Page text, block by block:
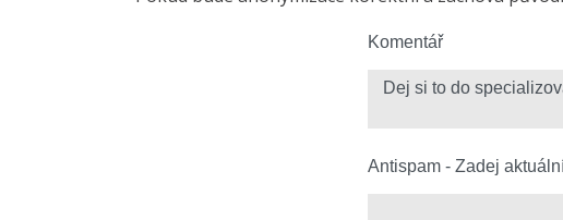
Komentář
Antispam - Zadej